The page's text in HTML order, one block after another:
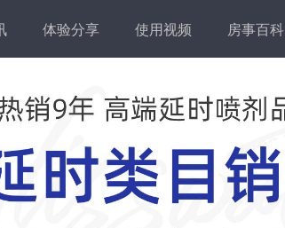
体验分享 使用视频 房事百科